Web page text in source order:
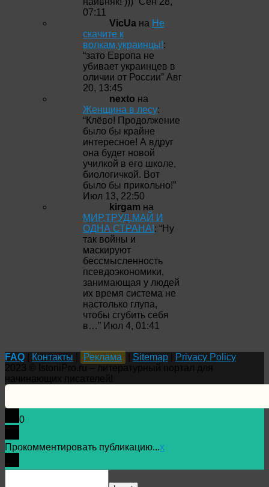
07:11
VicUa на Не
скачите к
волкам,украинцы!:
“зато Европа не
убивает украинцев в
оличии от России” Авг
20, 13:45
nexto на
Женщина в лесу:
“Клёво! Продолжение
было бы крайне
интересное! А вдруг
она будет новой
училкой в его школе,
биологичкой. Вот
было бы прикольно!”
Июл 13, 22:50
kirgam на
МИР,ТРУД,МАЙ И
ОДНА СТРАНА!: “Ну
так войны и
маскируют
бессмысленность
псевдоэкономики,
занимающая у людей
их время система не
настолько глупа,
чтобы сгубить себя
в…” Июл 4, 01:41
FAQ Контакты Реклама Sitemap
Privacy Policy
0
Прокомментировать публикацию...x